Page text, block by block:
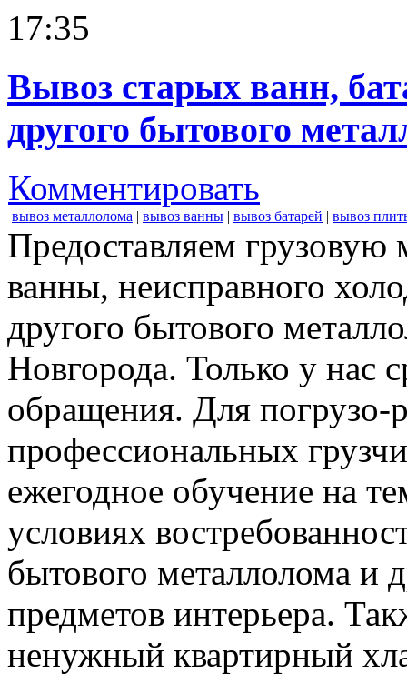
17:35
Вывоз старых ванн,
другого бытового
Комментировать
вывоз металлолома | вывоз ванны | вывоз батарей | вывоз
Предоставляем
ванны, неисправного
другого бытового
Новгорода. Только у нас
обращения. Для погрузо-
профессиональных
ежегодное обучение на
условиях
бытового металлолома и
предметов интерьера.
ненужный квартирный